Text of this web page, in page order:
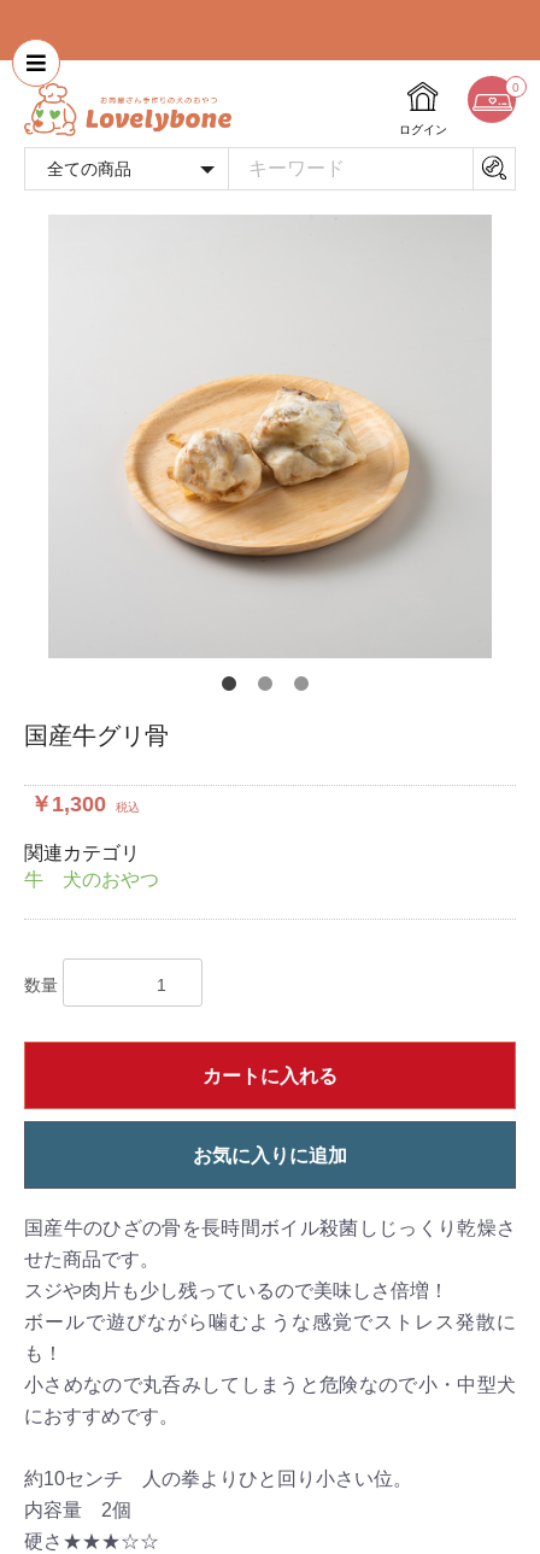
ログイン
0
国産牛グリ骨
￥1,300 税込
関連カテゴリ
牛 犬のおやつ
数量
カートに入れる
お気に入りに追加
国産牛のひざの骨を長時間ボイル殺菌しじっくり乾燥さ
せた商品です。
スジや肉片も少し残っているので美味しさ倍増！
ボールで遊びながら噛むような感覚でストレス発散に
も！
小さめなので丸呑みしてしまうと危険なので小・中型犬
におすすめです。
約10センチ 人の拳よりひと回り小さい位。
内容量 2個
硬さ★★★☆☆